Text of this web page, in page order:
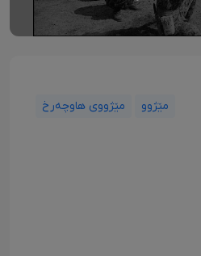
مێژوو مێژووی هاوچەرخ